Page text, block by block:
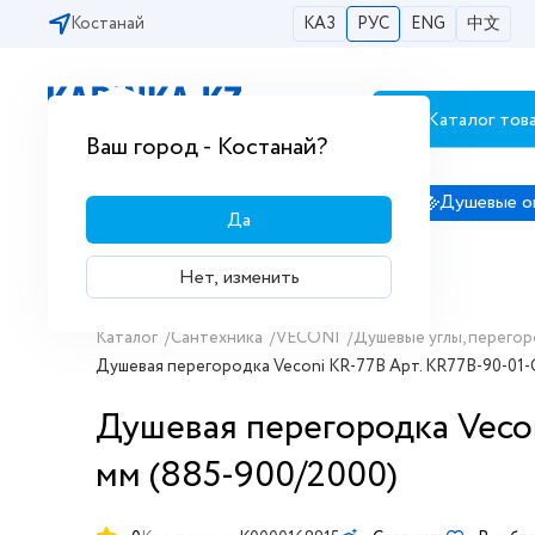
Костанай КАЗ РУС ENG 中文
Ваш город - Костанай?
Да
Нет, изменить
Бесплатная доставка по городам РК
Каталог
Сантехника Душевые кабины Душевые
Каталог /Сантехника /VECONI /Душевые углы,
Душевая перегородка Veconi KR-77B Арт. KR77B-90-
Душевая перегородка
мм (885-900/2000)